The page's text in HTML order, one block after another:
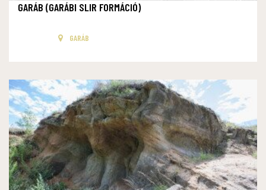
GARÁB (GARÁBI SLIR FORMÁCIÓ)
GARÁB